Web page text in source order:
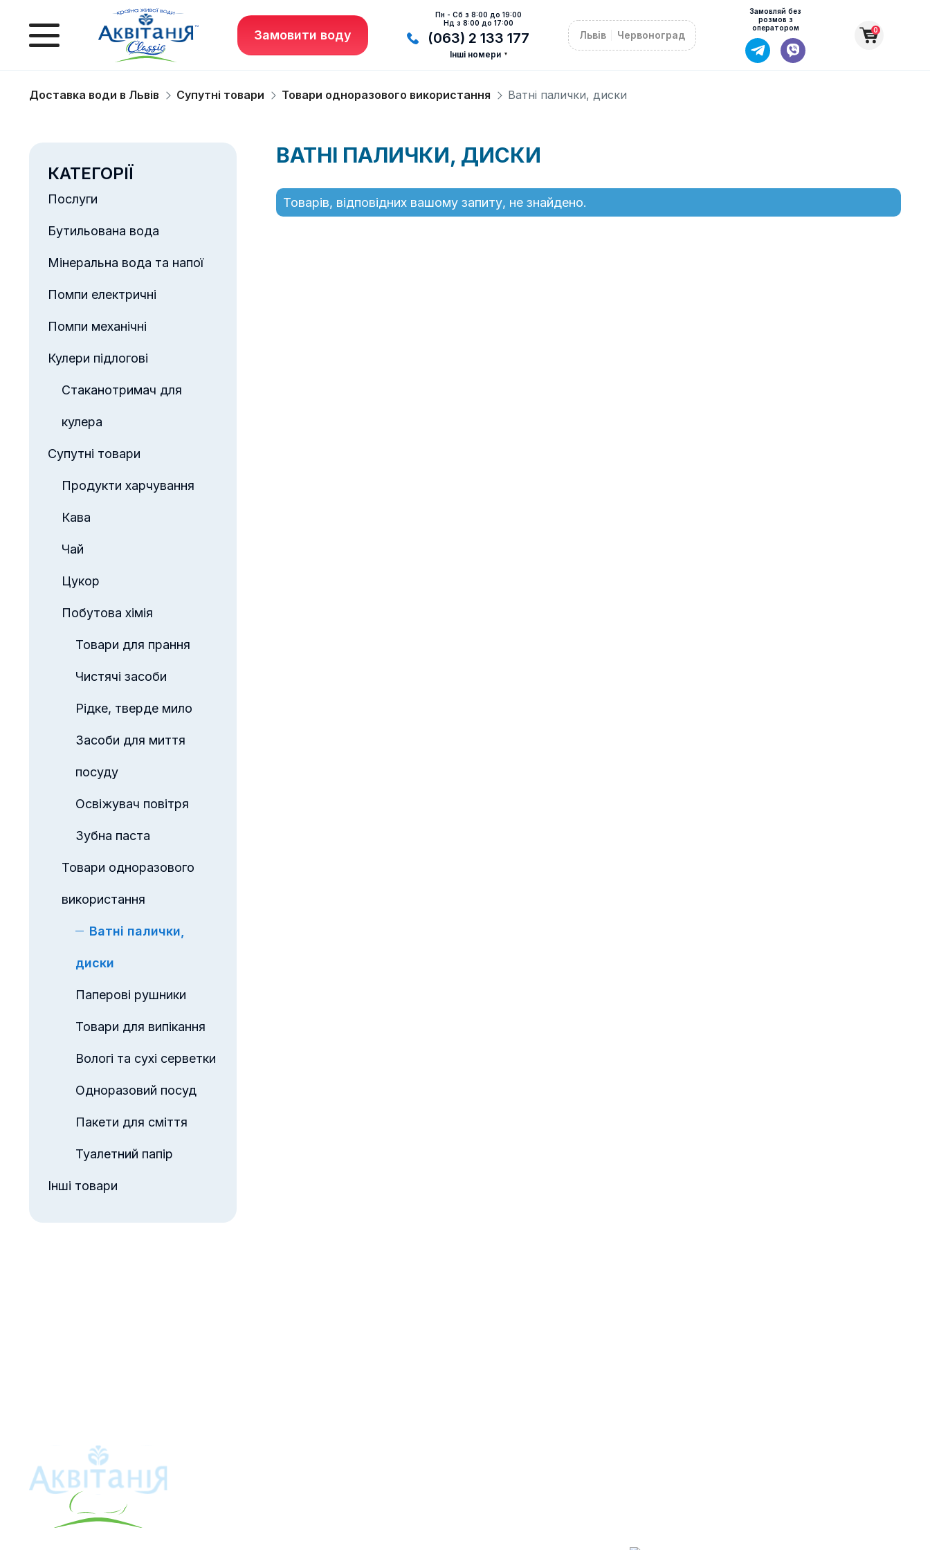
Замовити воду
Пн - Сб з 8:00 до 19:00
Нд з 8:00 до 17:00
(063) 2 133 177
Інші номери
Львів Червоноград
Замовляй без
розмов з
оператором
0
Доставка води в Львів Супутні товари Товари одноразового використання Ватні палички, диски
КАТЕГОРІЇ
Послуги
Бутильована вода
Мінеральна вода та напої
Помпи електричні
Помпи механічні
Кулери підлогові
Стаканотримач для
кулера
Супутні товари
Продукти харчування
Кава
Чай
Цукор
Побутова хімія
Товари для прання
Чистячі засоби
Рідке, тверде мило
Засоби для миття
посуду
Освіжувач повітря
Зубна паста
Товари одноразового
використання
Ватні палички,
диски
Паперові рушники
Товари для випікання
Вологі та сухі серветки
Одноразовий посуд
Пакети для сміття
Туалетний папір
Інші товари
ВАТНІ ПАЛИЧКИ, ДИСКИ
Товарів, відповідних вашому запиту, не знайдено.